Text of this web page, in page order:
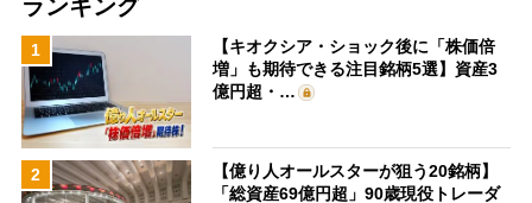
ランキング
1
【キオクシア・ショック後に「株価倍
増」も期待できる注目銘柄5選】資産3
億円超・…
2
【億り人オールスターが狙う20銘柄】
「総資産69億円超」90歳現役トレーダ